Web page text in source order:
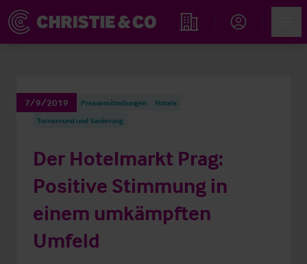
Immobiliensuche
7/9/2019 Pressemitteilungen
Hotels
Turnaround und Sanierung
Der Hotelmarkt Prag:
Positive Stimmung in
einem umkämpften
Umfeld